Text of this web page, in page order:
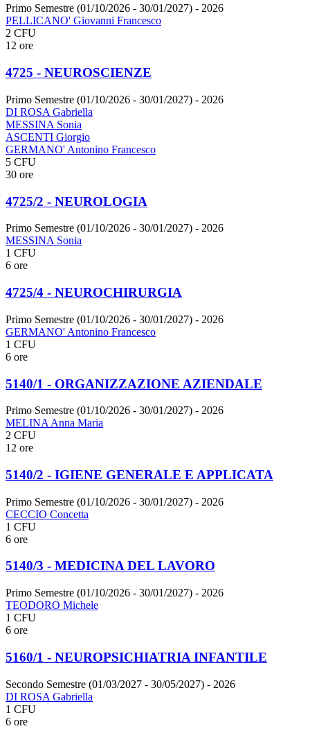
Primo Semestre (01/10/2026 - 30/01/2027) - 2026
PELLICANO' Giovanni Francesco
2 CFU
12 ore
4725 - NEUROSCIENZE
Primo Semestre (01/10/2026 - 30/01/2027) - 2026
DI ROSA Gabriella
MESSINA Sonia
ASCENTI Giorgio
GERMANO' Antonino Francesco
5 CFU
30 ore
4725/2 - NEUROLOGIA
Primo Semestre (01/10/2026 - 30/01/2027) - 2026
MESSINA Sonia
1 CFU
6 ore
4725/4 - NEUROCHIRURGIA
Primo Semestre (01/10/2026 - 30/01/2027) - 2026
GERMANO' Antonino Francesco
1 CFU
6 ore
5140/1 - ORGANIZZAZIONE AZIENDALE
Primo Semestre (01/10/2026 - 30/01/2027) - 2026
MELINA Anna Maria
2 CFU
12 ore
5140/2 - IGIENE GENERALE E APPLICATA
Primo Semestre (01/10/2026 - 30/01/2027) - 2026
CECCIO Concetta
1 CFU
6 ore
5140/3 - MEDICINA DEL LAVORO
Primo Semestre (01/10/2026 - 30/01/2027) - 2026
TEODORO Michele
1 CFU
6 ore
5160/1 - NEUROPSICHIATRIA INFANTILE
Secondo Semestre (01/03/2027 - 30/05/2027) - 2026
DI ROSA Gabriella
1 CFU
6 ore